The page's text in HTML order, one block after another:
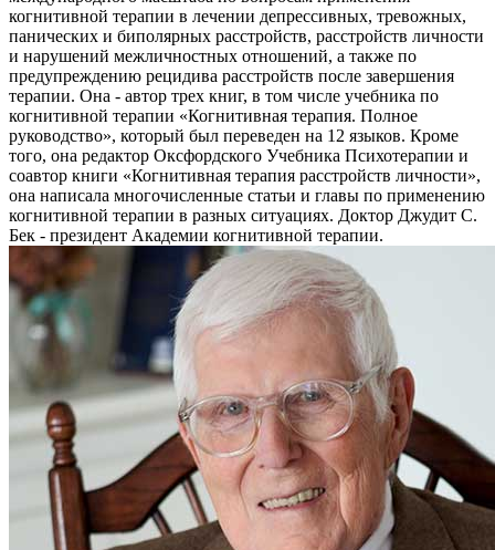
когнитивной терапии в лечении депрессивных, тревожных,
панических и биполярных расстройств, расстройств личности
и нарушений межличностных отношений, а также по
предупреждению рецидива расстройств после завершения
терапии. Она - автор трех книг, в том числе учебника по
когнитивной терапии «Когнитивная терапия. Полное
руководство», который был переведен на 12 языков. Кроме
того, она редактор Оксфордского Учебника Психотерапии и
соавтор книги «Когнитивная терапия расстройств личности»,
она написала многочисленные статьи и главы по применению
когнитивной терапии в разных ситуациях. Доктор Джудит С.
Бек - президент Академии когнитивной терапии.